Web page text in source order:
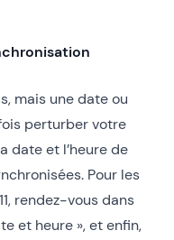
mais une date ou
perturber votre
date et l’heure de
Pour les
rendez-vous dans
et heure », et enfin,